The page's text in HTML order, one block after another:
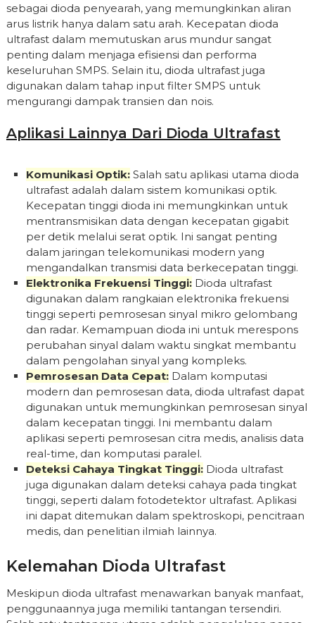
sebagai dioda penyearah, yang memungkinkan aliran
arus listrik hanya dalam satu arah. Kecepatan dioda
ultrafast dalam memutuskan arus mundur sangat
penting dalam menjaga efisiensi dan performa
keseluruhan SMPS. Selain itu, dioda ultrafast juga
digunakan dalam tahap input filter SMPS untuk
mengurangi dampak transien dan nois.
Aplikasi Lainnya Dari Dioda Ultrafast
Komunikasi Optik: Salah satu aplikasi utama dioda
ultrafast adalah dalam sistem komunikasi optik.
Kecepatan tinggi dioda ini memungkinkan untuk
mentransmisikan data dengan kecepatan gigabit
per detik melalui serat optik. Ini sangat penting
dalam jaringan telekomunikasi modern yang
mengandalkan transmisi data berkecepatan tinggi.
Elektronika Frekuensi Tinggi: Dioda ultrafast
digunakan dalam rangkaian elektronika frekuensi
tinggi seperti pemrosesan sinyal mikro gelombang
dan radar. Kemampuan dioda ini untuk merespons
perubahan sinyal dalam waktu singkat membantu
dalam pengolahan sinyal yang kompleks.
Pemrosesan Data Cepat: Dalam komputasi
modern dan pemrosesan data, dioda ultrafast dapat
digunakan untuk memungkinkan pemrosesan sinyal
dalam kecepatan tinggi. Ini membantu dalam
aplikasi seperti pemrosesan citra medis, analisis data
real-time, dan komputasi paralel.
Deteksi Cahaya Tingkat Tinggi: Dioda ultrafast
juga digunakan dalam deteksi cahaya pada tingkat
tinggi, seperti dalam fotodetektor ultrafast. Aplikasi
ini dapat ditemukan dalam spektroskopi, pencitraan
medis, dan penelitian ilmiah lainnya.
Kelemahan Dioda Ultrafast
Meskipun dioda ultrafast menawarkan banyak manfaat,
penggunaannya juga memiliki tantangan tersendiri.